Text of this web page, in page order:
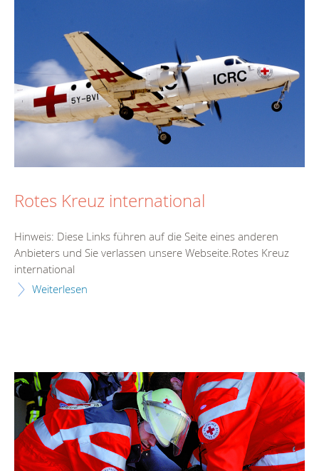
Rotes Kreuz international
Hinweis: Diese Links führen auf die Seite eines anderen
Anbieters und Sie verlassen unsere Webseite.Rotes Kreuz
international
Weiterlesen